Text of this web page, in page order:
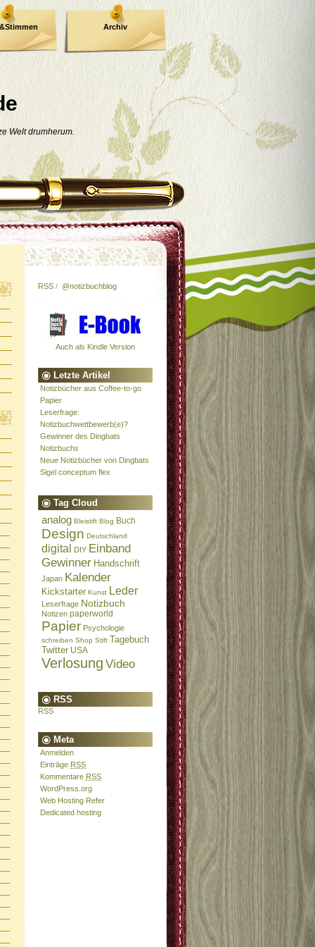
Welt drumherum.
Archiv
RSS / @notizbuchblog
Auch als Kindle Version
Letzte Artikel
Notizbücher aus Coffee-to-go
Papier
Leserfrage:
Notizbuchwettbewerb(e)?
Gewinner des Dingbats
Notizbuchs
Neue Notizbücher von Dingbats
Sigel conceptum flex
Tag Cloud
analog Bleistift Blog Buch
Design Deutschland
digital DIY Einband
Gewinner Handschrift
Japan Kalender
Kickstarter Kunst Leder
Leserfrage Notizbuch
Notizen paperworld
Papier Psychologie
schreiben Shop Stift Tagebuch
Twitter USA
Verlosung Video
RSS
RSS
Meta
Anmelden
Einträge RSS
Kommentare RSS
WordPress.org
Web Hosting Refer
Dedicated hosting